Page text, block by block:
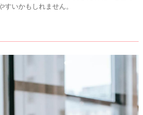
いかもしれません。